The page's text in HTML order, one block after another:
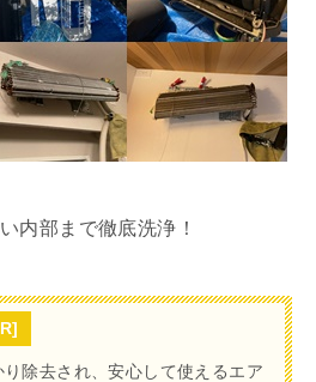
内部まで徹底洗浄！
除去され、安心して使えるエア